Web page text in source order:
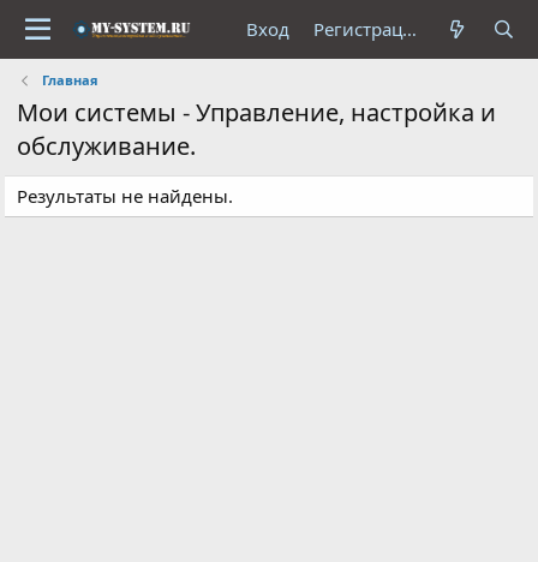
Вход Регистрация
Главная
Мои системы - Управление, настройка и
обслуживание.
Результаты не найдены.